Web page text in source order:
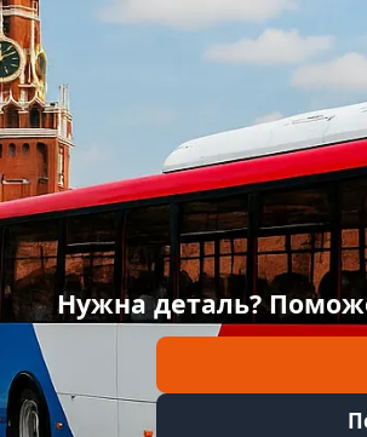
Нужна деталь?